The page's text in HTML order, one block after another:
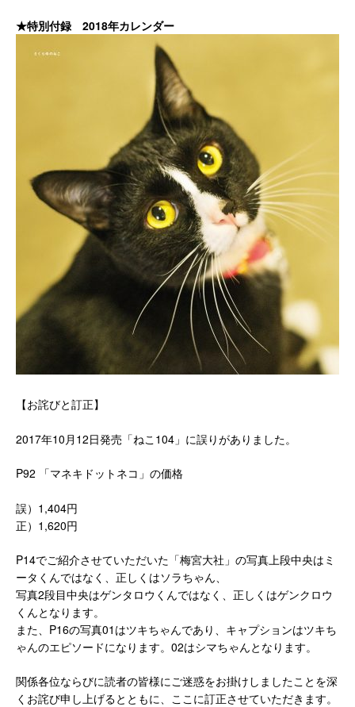
★特別付録 2018年カレンダー
【お詫びと訂正】
2017年10月12日発売「ねこ104」に誤りがありました。
P92 「マネキドットネコ」の価格
誤）1,404円
正）1,620円
P14でご紹介させていただいた「梅宮大社」の写真上段中央はミ
ータくんではなく、正しくはソラちゃん、
写真2段目中央はゲンタロウくんではなく、正しくはゲンクロウ
くんとなります。
また、P16の写真01はツキちゃんであり、キャプションはツキち
ゃんのエピソードになります。02はシマちゃんとなります。
関係各位ならびに読者の皆様にご迷惑をお掛けしましたことを深
くお詫び申し上げるとともに、ここに訂正させていただきます。